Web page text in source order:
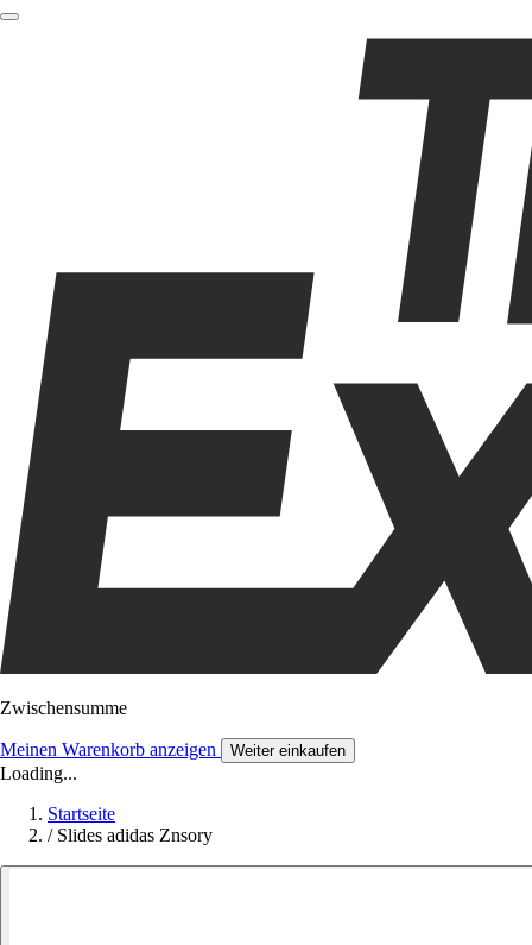
Zwischensumme
Meinen Warenkorb anzeigen Weiter einkaufen
Loading...
Startseite
/ Slides adidas Znsory